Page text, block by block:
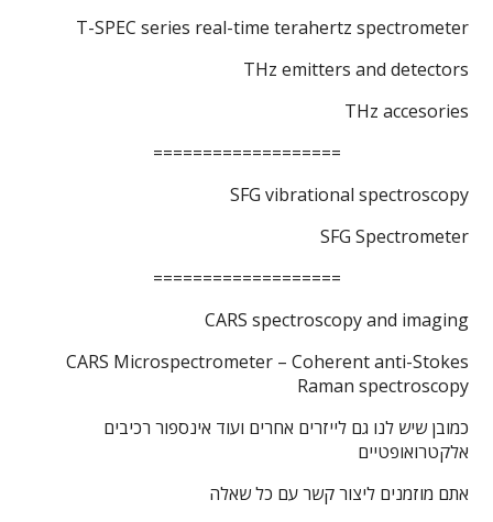
T-SPEC series real-time terahertz spectrometer
THz emitters and detectors
THz accesories
===================
SFG vibrational spectroscopy
SFG Spectrometer
===================
CARS spectroscopy and imaging
CARS Microspectrometer – Coherent anti-Stokes
Raman spectroscopy
כמובן שיש לנו גם לייזרים אחרים ועוד אינספור רכיבים
אלקטרואופטיים
אתם מוזמנים ליצור קשר עם כל שאלה